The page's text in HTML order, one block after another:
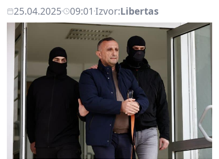
25.04.2025 09:01 Izvor:Libertas